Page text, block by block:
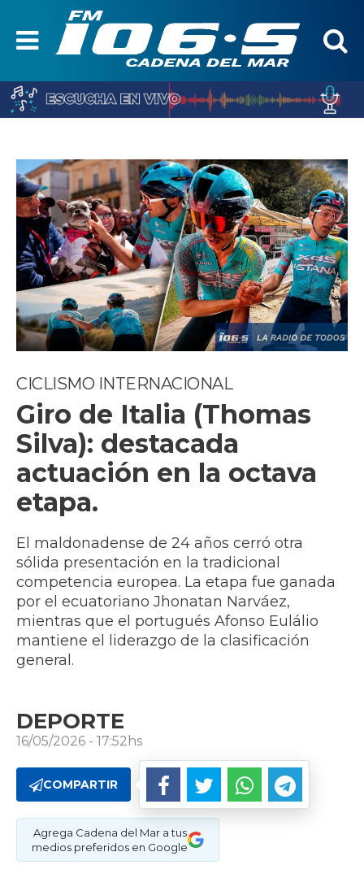
CICLISMO INTERNACIONAL
Giro de Italia (Thomas
Silva): destacada
actuación en la octava
etapa.
El maldonadense de 24 años cerró otra
sólida presentación en la tradicional
competencia europea. La etapa fue ganada
por el ecuatoriano Jhonatan Narváez,
mientras que el portugués Afonso Eulálio
mantiene el liderazgo de la clasificación
general.
DEPORTE
16/05/2026 - 17:52hs
COMPARTIR
Agrega Cadena del Mar a tus
medios preferidos en Google